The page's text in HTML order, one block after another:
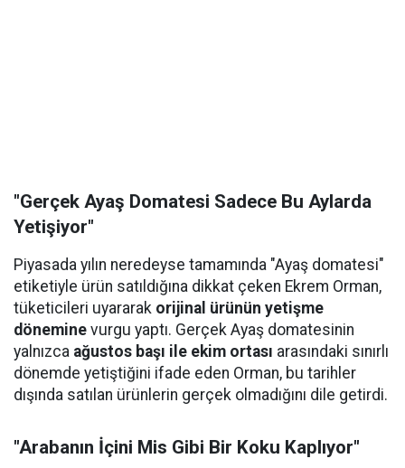
"Gerçek Ayaş Domatesi Sadece Bu Aylarda
Yetişiyor"
Piyasada yılın neredeyse tamamında "Ayaş domatesi"
etiketiyle ürün satıldığına dikkat çeken Ekrem Orman,
tüketicileri uyararak orijinal ürünün yetişme
dönemine vurgu yaptı. Gerçek Ayaş domatesinin
yalnızca ağustos başı ile ekim ortası arasındaki sınırlı
dönemde yetiştiğini ifade eden Orman, bu tarihler
dışında satılan ürünlerin gerçek olmadığını dile getirdi.
"Arabanın İçini Mis Gibi Bir Koku Kaplıyor"